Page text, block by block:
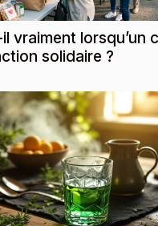
vraiment lorsqu’un
solidaire ?